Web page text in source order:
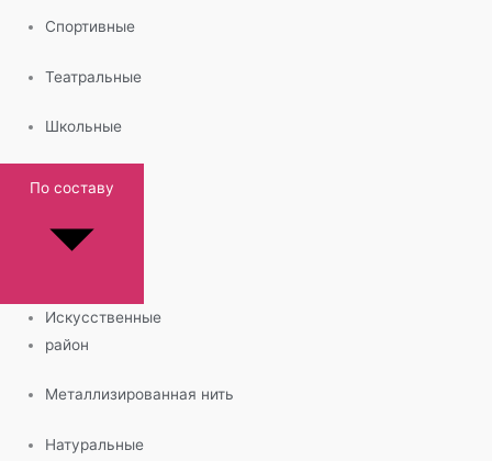
Спортивные
Театральные
Школьные
По составу
Искусственные
район
Металлизированная нить
Натуральные